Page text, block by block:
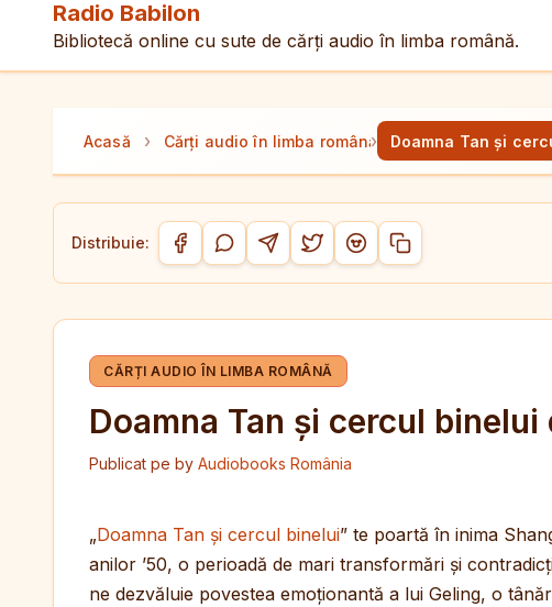
Radio Babilon
Bibliotecă online cu sute de cărți audio în limba română.
Acasă › Cărți audio în limba română
› Doamna Tan și
Distribuie:
Distribuie pe Facebook
Distribuie pe WhatsApp
Distribuie pe Telegram
Distribuie pe Twitter/X
Distribuie pe Reddit
Copiază link-ul
CĂRȚI AUDIO ÎN LIMBA ROMÂNĂ
Doamna Tan și cercul binelui
Publicat pe by Audiobooks România
„Doamna Tan și cercul binelui” te poartă în inima
anilor ’50, o perioadă de mari transformări și
ne dezvăluie povestea emoționantă a lui Geling, o